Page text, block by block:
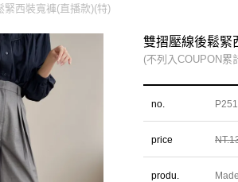
緊西裝寬褲(直播款)(特)
雙摺壓線後鬆緊
(不列入COUPON累
no.
price
produ.